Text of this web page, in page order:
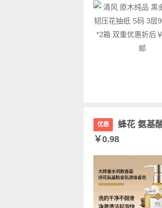
优惠
蜂花 氨基
￥0.98